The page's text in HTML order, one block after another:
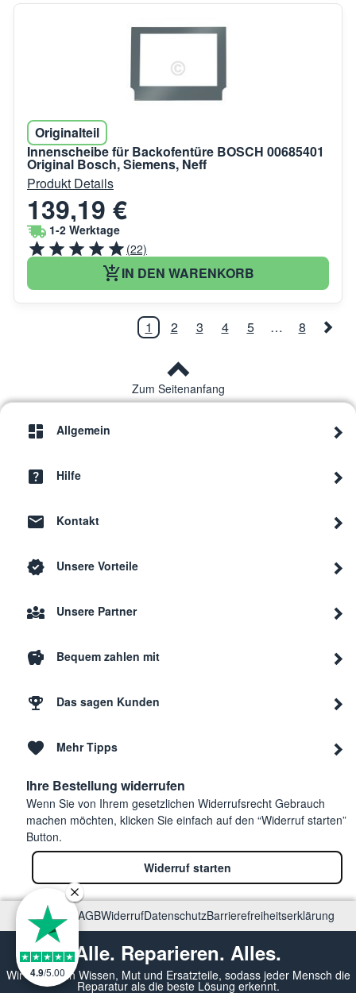
Originalteil
Innenscheibe für Backofentüre BOSCH 00685401
Original Bosch, Siemens, Neff
Produkt Details
139,19 €
1-2 Werktage
(22)
IN DEN WARENKORB
1 2 3 4 5 … 8
Zum Seitenanfang
Allgemein
Hilfe
Kontakt
Unsere Vorteile
Unsere Partner
Bequem zahlen mit
Das sagen Kunden
Mehr Tipps
Ihre Bestellung widerrufen
Wenn Sie von Ihrem gesetzlichen Widerrufsrecht Gebrauch
machen möchten, klicken Sie einfach auf den “Widerruf starten”
Button.
Widerruf starten
ImpressumAGBWiderrufDatenschutzBarrierefreiheitserklärung
Alle. Reparieren. Alles.
Wir vermitteln Wissen, Mut und Ersatzteile, sodass jeder Mensch die
Reparatur als die beste Lösung erkennt.
4.9/5.00